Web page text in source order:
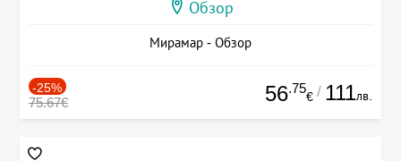
Обзор
Мирамар - Обзор
-25%
75.67€ 56.75
€ / 111лв.